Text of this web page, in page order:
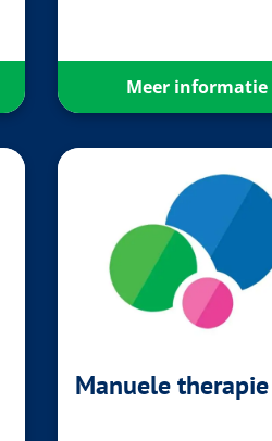
Meer informatie
Manuele therapie